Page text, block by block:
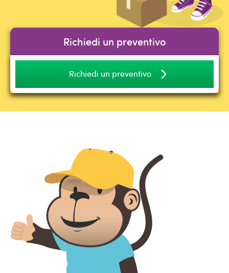
Richiedi un preventivo
Richiedi un preventivo